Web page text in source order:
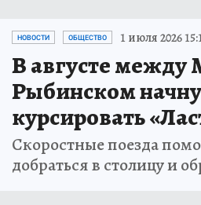
НОВОСТИ ОБЩЕСТВО 1 июля 2026
В августе между
Рыбинском
курсировать
Скоростные поезда
добраться в столицу и